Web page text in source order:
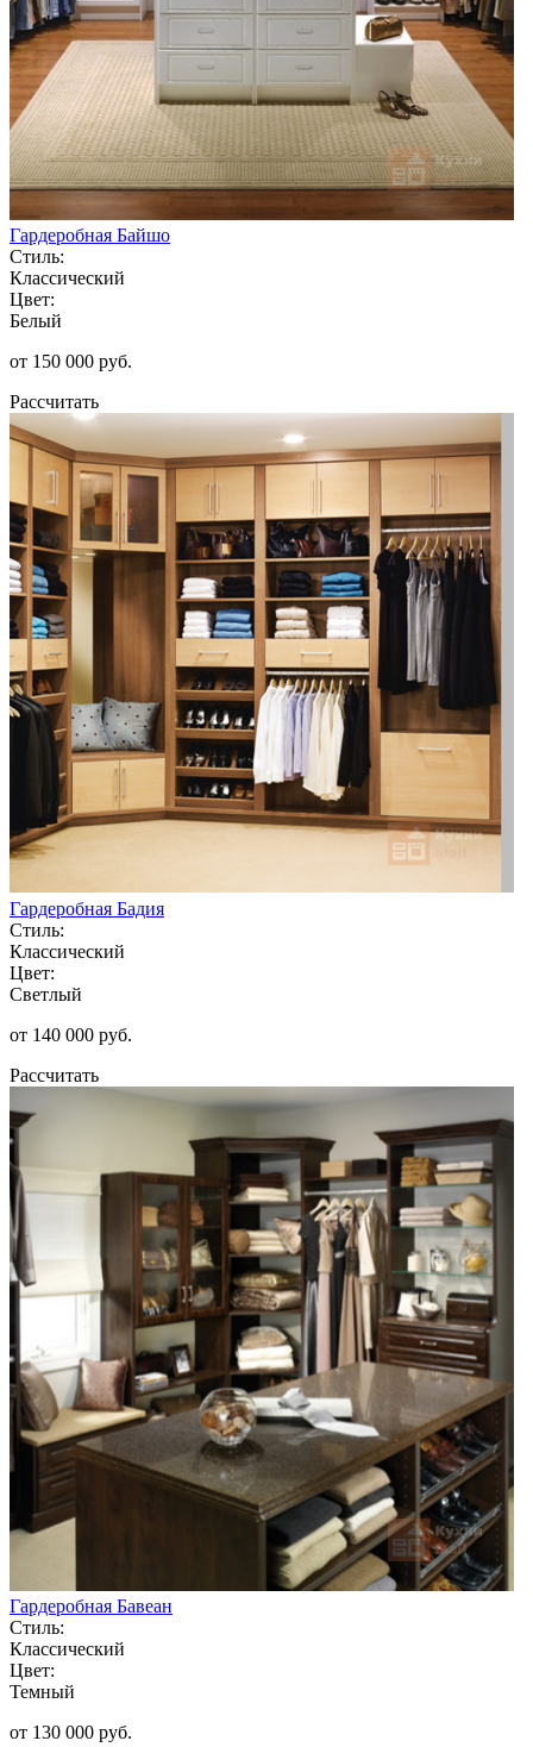
Гардеробная Байшо
Стиль:
Классический
Цвет:
Белый
от 150 000 руб.
Рассчитать
Гардеробная Бадия
Стиль:
Классический
Цвет:
Светлый
от 140 000 руб.
Рассчитать
Гардеробная Бавеан
Стиль:
Классический
Цвет:
Темный
от 130 000 руб.